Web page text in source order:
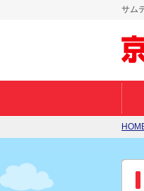
サム